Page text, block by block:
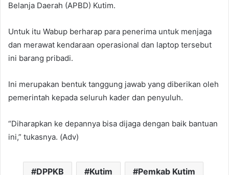
Belanja Daerah (APBD) Kutim.
Untuk itu Wabup berharap para penerima untuk menjaga
dan merawat kendaraan operasional dan laptop tersebut
ini barang pribadi.
Ini merupakan bentuk tanggung jawab yang diberikan oleh
pemerintah kepada seluruh kader dan penyuluh.
“Diharapkan ke depannya bisa dijaga dengan baik bantuan
ini,” tukasnya. (Adv)
DPPKB Kutim Pemkab Kutim